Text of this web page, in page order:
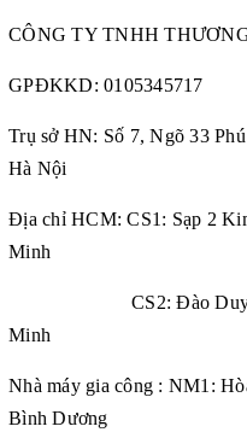
CÔNG TY TNHH
GPĐKKD: 0105345717
Trụ sở HN: Số 7, Ngõ 33
Hà Nội
Địa chỉ HCM: CS1: Sạp 2
Minh
CS2: Đào Duy Anh,
Minh
Nhà máy gia công : NM1:
Bình Dương